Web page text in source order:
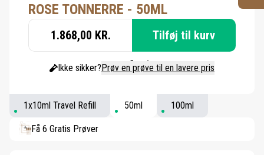
ROSE TONNERRE - 50ML
1.868,00 KR. Tilføj til kurv
Ikke sikker?Prøv en prøve til en lavere pris
1x10ml Travel Refill 50ml 100ml
Få 6 Gratis Prøver